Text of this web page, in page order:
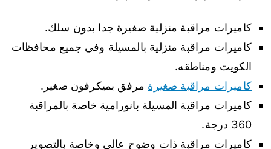
كاميرات مراقبة منزلية صغيرة جدا بدون سلك.
كاميرات مراقبة منزلية بالمسيلة وفي جميع محافظات
الكويت ومناطقه.
كاميرات مراقبة صغيرة مرفق بميكرفون صغير.
كاميرات مراقبة المسيلة بانورامية خاصة بالمراقبة
360 درجة.
كاميرات مراقبة ذات وضوح عالي وخاصة بالتصوير